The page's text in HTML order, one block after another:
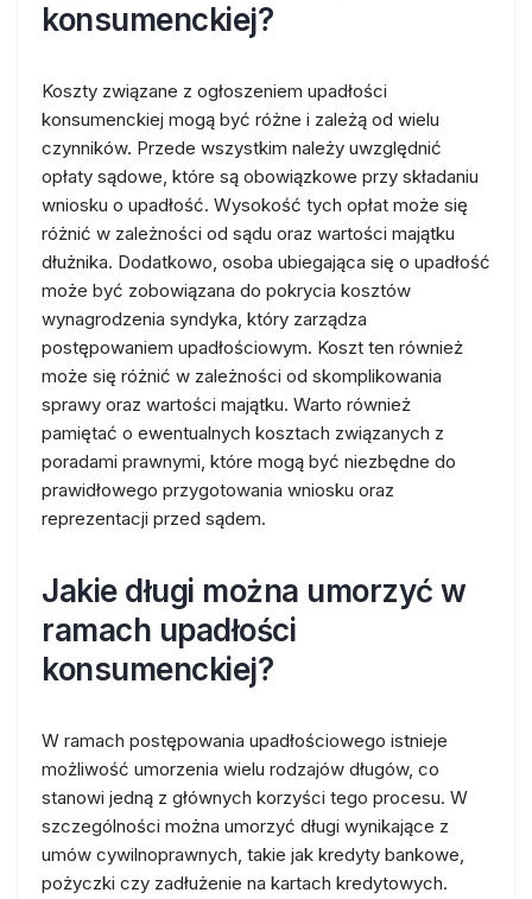
konsumenckiej?
Koszty związane z ogłoszeniem upadłości
konsumenckiej mogą być różne i zależą od wielu
czynników. Przede wszystkim należy uwzględnić
opłaty sądowe, które są obowiązkowe przy składaniu
wniosku o upadłość. Wysokość tych opłat może się
różnić w zależności od sądu oraz wartości majątku
dłużnika. Dodatkowo, osoba ubiegająca się o upadłość
może być zobowiązana do pokrycia kosztów
wynagrodzenia syndyka, który zarządza
postępowaniem upadłościowym. Koszt ten również
może się różnić w zależności od skomplikowania
sprawy oraz wartości majątku. Warto również
pamiętać o ewentualnych kosztach związanych z
poradami prawnymi, które mogą być niezbędne do
prawidłowego przygotowania wniosku oraz
reprezentacji przed sądem.
Jakie długi można umorzyć w
ramach upadłości
konsumenckiej?
W ramach postępowania upadłościowego istnieje
możliwość umorzenia wielu rodzajów długów, co
stanowi jedną z głównych korzyści tego procesu. W
szczególności można umorzyć długi wynikające z
umów cywilnoprawnych, takie jak kredyty bankowe,
pożyczki czy zadłużenie na kartach kredytowych.